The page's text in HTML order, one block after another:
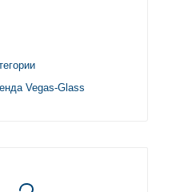
Vegas-Glass